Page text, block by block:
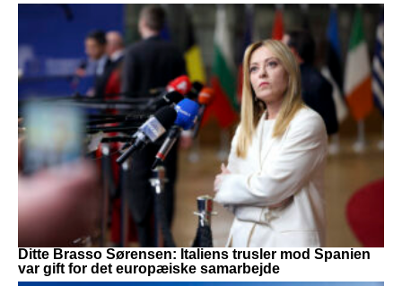
Ditte Brasso Sørensen: Italiens trusler mod Spanien
var gift for det europæiske samarbejde